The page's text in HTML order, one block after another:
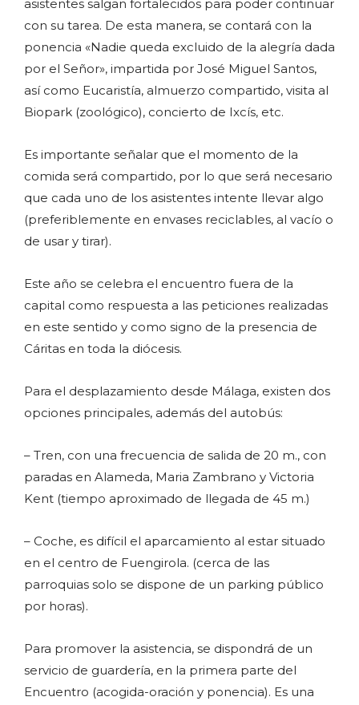
asistentes salgan fortalecidos para poder continuar
con su tarea. De esta manera, se contará con la
ponencia «Nadie queda excluido de la alegría dada
por el Señor», impartida por José Miguel Santos,
así como Eucaristía, almuerzo compartido, visita al
Biopark (zoológico), concierto de Ixcís, etc.
Es importante señalar que el momento de la
comida será compartido, por lo que será necesario
que cada uno de los asistentes intente llevar algo
(preferiblemente en envases reciclables, al vacío o
de usar y tirar).
Este año se celebra el encuentro fuera de la
capital como respuesta a las peticiones realizadas
en este sentido y como signo de la presencia de
Cáritas en toda la diócesis.
Para el desplazamiento desde Málaga, existen dos
opciones principales, además del autobús:
– Tren, con una frecuencia de salida de 20 m., con
paradas en Alameda, Maria Zambrano y Victoria
Kent (tiempo aproximado de llegada de 45 m.)
– Coche, es difícil el aparcamiento al estar situado
en el centro de Fuengirola. (cerca de las
parroquias solo se dispone de un parking público
por horas).
Para promover la asistencia, se dispondrá de un
servicio de guardería, en la primera parte del
Encuentro (acogida-oración y ponencia). Es una